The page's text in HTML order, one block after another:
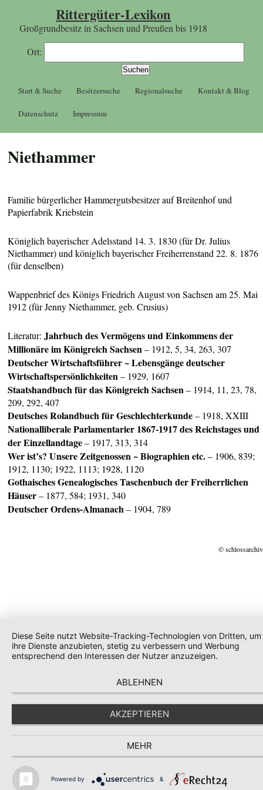
Rittergüter-Lexikon
Großgrundbesitz in Sachsen und Preußen bis 1918
Ort:
Start & Suche Besitzersuche Regionalsuche Kontakt & Blog
Datenschutz Impressum
Niethammer
Familie bürgerlicher Hammergutsbesitzer auf Breitenhof und
Papierfabrik Kriebstein
Königlich bayerischer Adelsstand 14. 3. 1830 (für Dr. Julius
Niethammer) und königlich bayerischer Freiherrenstand 22. 8. 1876
(für denselben)
Wappenbrief des Königs Friedrich August von Sachsen am 25. Mai
1912 (für Jenny Niethammer, geb. Crusius)
Literatur:Jahrbuch des Vermögens und Einkommens der
Millionäre im Königreich Sachsen– 1912, 5, 34, 263, 307
Deutscher Wirtschaftsführer ~ Lebensgänge deutscher
Wirtschaftspersönlichkeiten– 1929, 1607
Staatshandbuch für das Königreich Sachsen– 1914, 11, 23, 78,
209, 292, 407
Deutsches Rolandbuch für Geschlechterkunde– 1918, XXIII
Nationalliberale Parlamentarier 1867-1917 des Reichstages und
der Einzellandtage– 1917, 313, 314
Wer ist’s? Unsere Zeitgenossen ~ Biographien etc.– 1906, 839;
1912, 1130; 1922, 1113; 1928, 1120
Gothaisches Genealogisches Taschenbuch der Freiherrlichen
Häuser– 1877, 584; 1931, 340
Deutscher Ordens-Almanach– 1904, 789
©
Diese Seite nutzt Website-Tracking-Technologien von Dritten, um
ihre Dienste anzubieten, stetig zu verbessern und Werbung
entsprechend den Interessen der Nutzer anzuzeigen.
ABLEHNEN
AKZEPTIEREN
MEHR
Powered by &